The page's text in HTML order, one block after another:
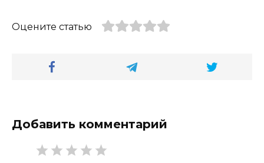
Оцените статью
Добавить комментарий